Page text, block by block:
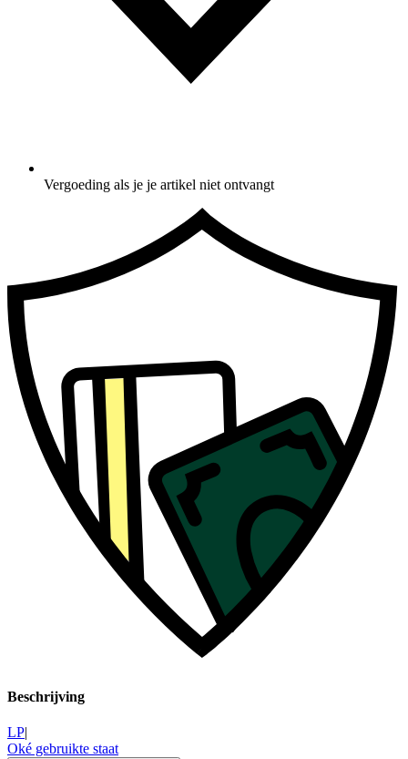
Vergoeding als je je artikel niet ontvangt
Beschrijving
LP|
Oké gebruikte staat